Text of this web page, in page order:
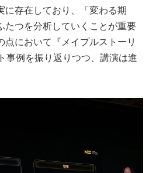
に存在しており、「変わる期
たつを分析していくことが重要
において『メイプルストーリ
事例を振り返りつつ、講演は進